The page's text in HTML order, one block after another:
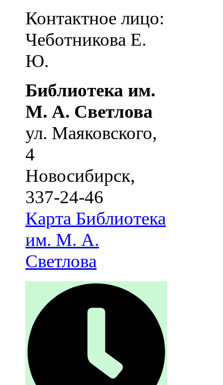
Контактное лицо:
Чеботникова Е.
Ю.
Библиотека им.
М. А. Светлова
ул. Маяковского,
4
Новосибирск,
337-24-46
Карта Библиотека
им. М. А.
Светлова